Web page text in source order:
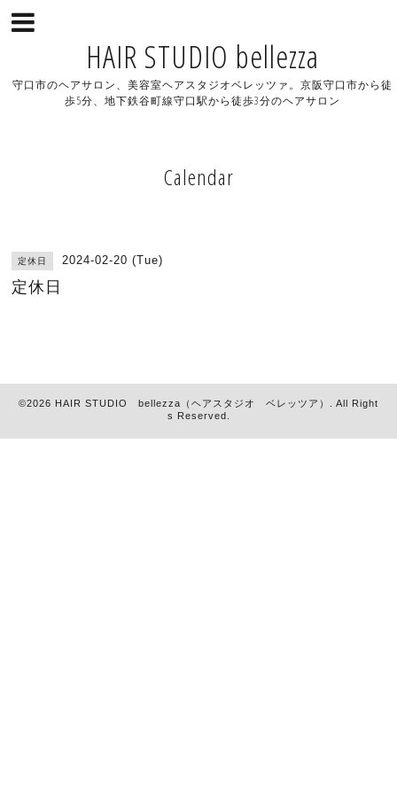
HAIR STUDIO bellezza
守口市のヘアサロン、美容室ヘアスタジオベレッツァ。京阪守口市から徒
歩5分、地下鉄谷町線守口駅から徒歩3分のヘアサロン
Calendar
定休日 2024-02-20 (Tue)
定休日
©2026 HAIR STUDIO bellezza（ヘアスタジオ ベレッツア）
. All Right
s Reserved.